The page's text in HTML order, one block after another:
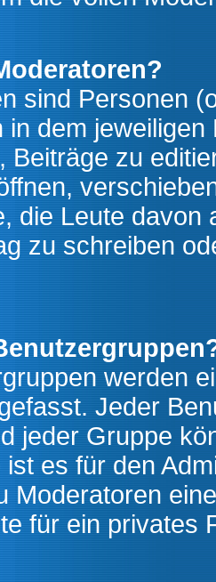
sind Personen
in dem
Beiträge zu
die Leute
zu schreiben
werden
Jeder
jeder Gruppe
es für den
Moderatoren
für ein privates